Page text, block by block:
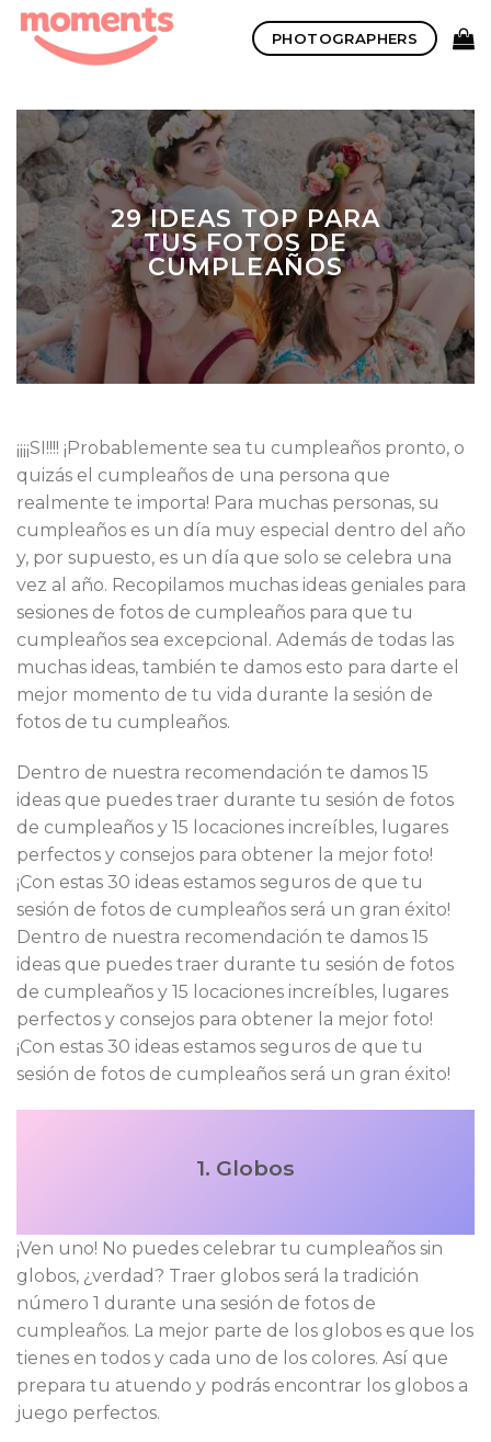
Skip
content
PHOTOGRAPHERS
29 IDEAS TOP PARA
TUS FOTOS DE
CUMPLEAÑOS
¡¡¡¡SI!!!! ¡Probablemente sea tu cumpleaños pronto, o
quizás el cumpleaños de una persona que
realmente te importa! Para muchas personas, su
cumpleaños es un día muy especial dentro del año
y, por supuesto, es un día que solo se celebra una
vez al año. Recopilamos muchas ideas geniales para
sesiones de fotos de cumpleaños para que tu
cumpleaños sea excepcional. Además de todas las
muchas ideas, también te damos esto para darte el
mejor momento de tu vida durante la sesión de
fotos de tu cumpleaños.
Dentro de nuestra recomendación te damos 15
ideas que puedes traer durante tu sesión de fotos
de cumpleaños y 15 locaciones increíbles, lugares
perfectos y consejos para obtener la mejor foto!
¡Con estas 30 ideas estamos seguros de que tu
sesión de fotos de cumpleaños será un gran éxito!
Dentro de nuestra recomendación te damos 15
ideas que puedes traer durante tu sesión de fotos
de cumpleaños y 15 locaciones increíbles, lugares
perfectos y consejos para obtener la mejor foto!
¡Con estas 30 ideas estamos seguros de que tu
sesión de fotos de cumpleaños será un gran éxito!
1. Globos
¡Ven uno! No puedes celebrar tu cumpleaños sin
globos, ¿verdad? Traer globos será la tradición
número 1 durante una sesión de fotos de
cumpleaños. La mejor parte de los globos es que los
tienes en todos y cada uno de los colores. Así que
prepara tu atuendo y podrás encontrar los globos a
juego perfectos.